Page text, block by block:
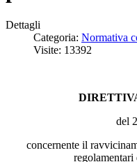
Dettagli
Categoria: Normativa
Visite: 13392
del
concernente il